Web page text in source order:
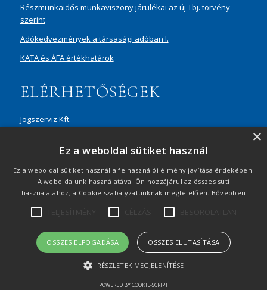
Részmunkaidős munkaviszony járulékai az új Tbj. törvény
szerint
Adókedvezmények a társasági adóban I.
KATA és ÁFA értékhatárok
ELÉRHETŐSÉGEK
Jogszerviz Kft.
+36 20 429 0716
ertekesites@jogszerviz.hu
Oldaltérkép|© 2021 Minden jog fenntartva
×
Ez a weboldal sütiket használ
Ez a weboldal sütiket használ a felhasználói élmény javítása érdekében.
A weboldalunk használatával Ön hozzájárul az összes süti
használatához, a Cookie szabályzatunknak megfelelően. Bővebben
BESOROLATLAN
ÖSSZES ELFOGADÁSA ÖSSZES ELUTASÍTÁSA
RÉSZLETEK MEGJELENÍTÉSE
POWERED BY COOKIE-SCRIPT